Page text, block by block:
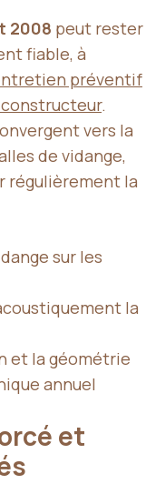
2008 peut rester
fiable, à
préventif
.
vers la
de vidange,
régulièrement la
sur les
la
et la géométrie
annuel
et